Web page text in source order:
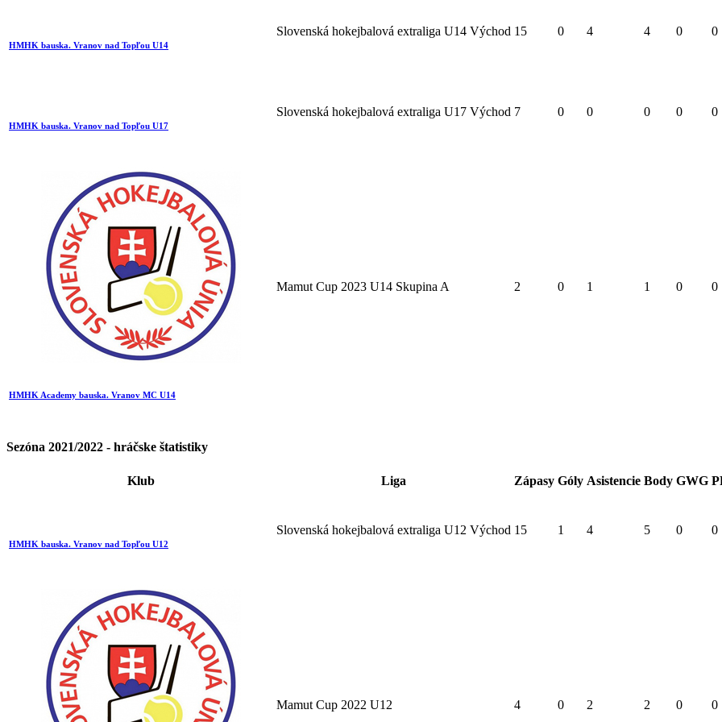
HMHK bauska. Vranov nad Topľou U14
Slovenská hokejbalová extraliga U14 Východ 15 0 4 4 0 0
HMHK bauska. Vranov nad Topľou U17
Slovenská hokejbalová extraliga U17 Východ 7 0 0 0 0 0
HMHK Academy bauska. Vranov MC U14
Mamut Cup 2023 U14 Skupina A 2 0 1 1 0 0
Sezóna 2021/2022 - hráčske štatistiky
Klub Liga Zápasy Góly Asistencie Body GWG
HMHK bauska. Vranov nad Topľou U12
Slovenská hokejbalová extraliga U12 Východ 15 1 4 5 0 0
Mamut Cup 2022 U12 4 0 2 2 0 0